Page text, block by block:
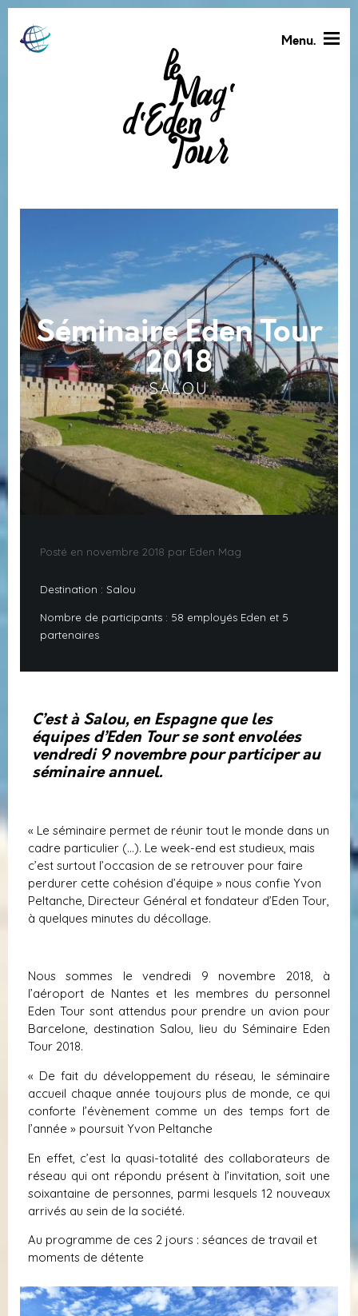
Menu.
Séminaire Eden Tour
2018
SALOU
Posté en novembre 2018 par Eden Mag
Destination : Salou
Nombre de participants : 58 employés Eden et 5
partenaires
C’est à Salou, en Espagne que les
équipes d’Eden Tour se sont envolées
vendredi 9 novembre pour participer au
séminaire annuel.
« Le séminaire permet de réunir tout le monde dans un
cadre particulier (…). Le week-end est studieux, mais
c’est surtout l’occasion de se retrouver pour faire
perdurer cette cohésion d’équipe » nous confie Yvon
Peltanche, Directeur Général et fondateur d’Eden Tour,
à quelques minutes du décollage.
Nous sommes le vendredi 9 novembre 2018, à
l’aéroport de Nantes et les membres du personnel
Eden Tour sont attendus pour prendre un avion pour
Barcelone, destination Salou, lieu du Séminaire Eden
Tour 2018.
« De fait du développement du réseau, le séminaire
accueil chaque année toujours plus de monde, ce qui
conforte l’évènement comme un des temps fort de
l’année » poursuit Yvon Peltanche
En effet, c’est la quasi-totalité des collaborateurs de
réseau qui ont répondu présent à l’invitation, soit une
soixantaine de personnes, parmi lesquels 12 nouveaux
arrivés au sein de la société.
Au programme de ces 2 jours : séances de travail et
moments de détente